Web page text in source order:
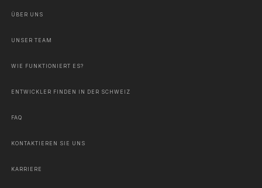
ÜBER UNS
UNSER TEAM
WIE FUNKTIONIERT ES?
ENTWICKLER FINDEN IN DER SCHWEIZ
FAQ
KONTAKTIEREN SIE UNS
KARRIERE